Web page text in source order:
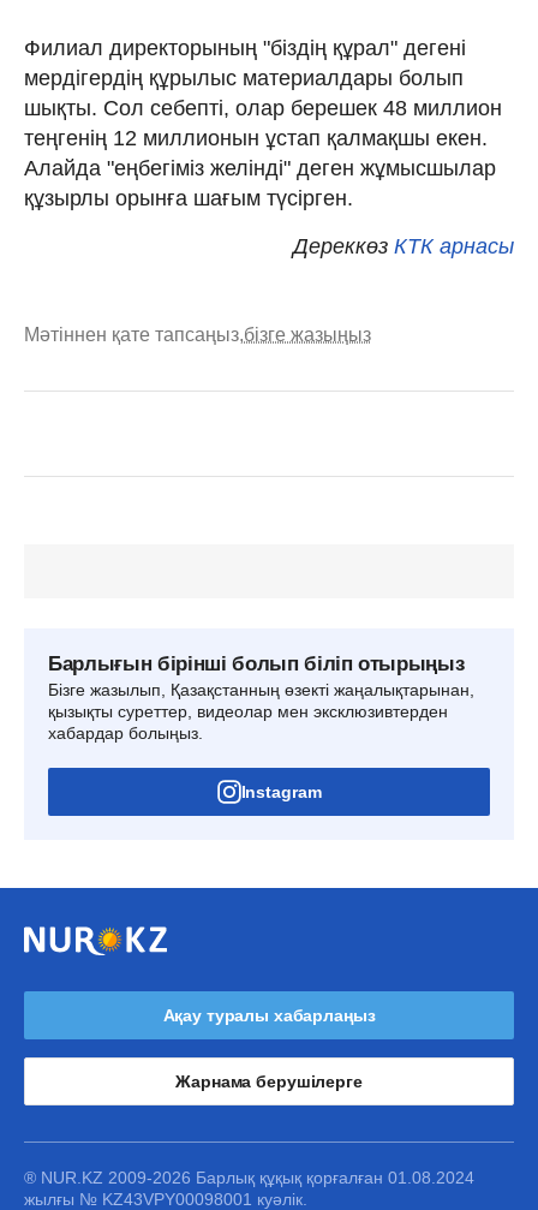
Филиал директорының "біздің құрал" дегені
мердігердің құрылыс материалдары болып
шықты. Сол себепті, олар берешек 48 миллион
теңгенің 12 миллионын ұстап қалмақшы екен.
Алайда "еңбегіміз желінді" деген жұмысшылар
құзырлы орынға шағым түсірген.
Дереккөз КТК арнасы
Мәтіннен қате тапсаңыз,бізге жазыңыз
Барлығын бірінші болып біліп отырыңыз
Бізге жазылып, Қазақстанның өзекті жаңалықтарынан,
қызықты суреттер, видеолар мен эксклюзивтерден
хабардар болыңыз.
Instagram
Ақау туралы хабарлаңыз
Жарнама берушілерге
® NUR.KZ 2009-2026 Барлық құқық қорғалған 01.08.2024
жылғы № KZ43VPY00098001 куәлік.